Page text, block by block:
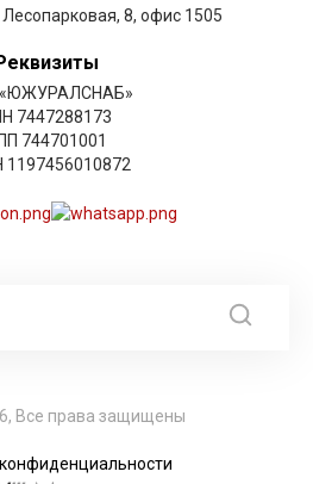
Лесопарковая, 8, офис 1505
7447288173
744701001
1197456010872
Все права защищены